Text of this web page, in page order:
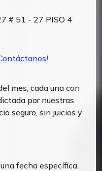
# 51 - 27 PISO 4
mes, cada una con
por nuestras
seguro, sin juicios y
fecha específica.